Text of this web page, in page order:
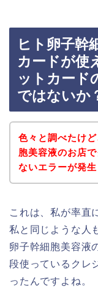
ヒト卵子幹
カードが使
ットカード
ではないか
色々と調べたけ
胞美容液のお店
ないエラーが発
これは、私が率直
私と同じような人
卵子幹細胞美容液
段使っているクレ
ったんですよね。